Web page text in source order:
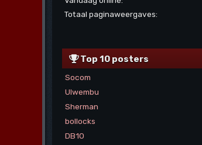
Totaal paginaweergaves:
Top 10 posters
Socom
Ulwembu
Sherman
bollocks
DB10